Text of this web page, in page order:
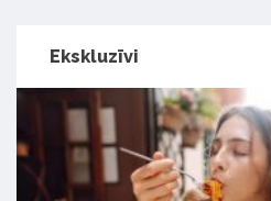
Ekskluzīvi